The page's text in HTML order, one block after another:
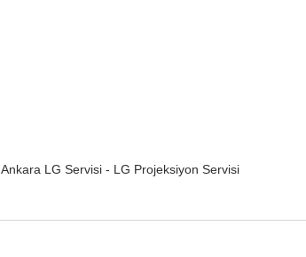
Ankara LG Servisi - LG Projeksiyon Servisi